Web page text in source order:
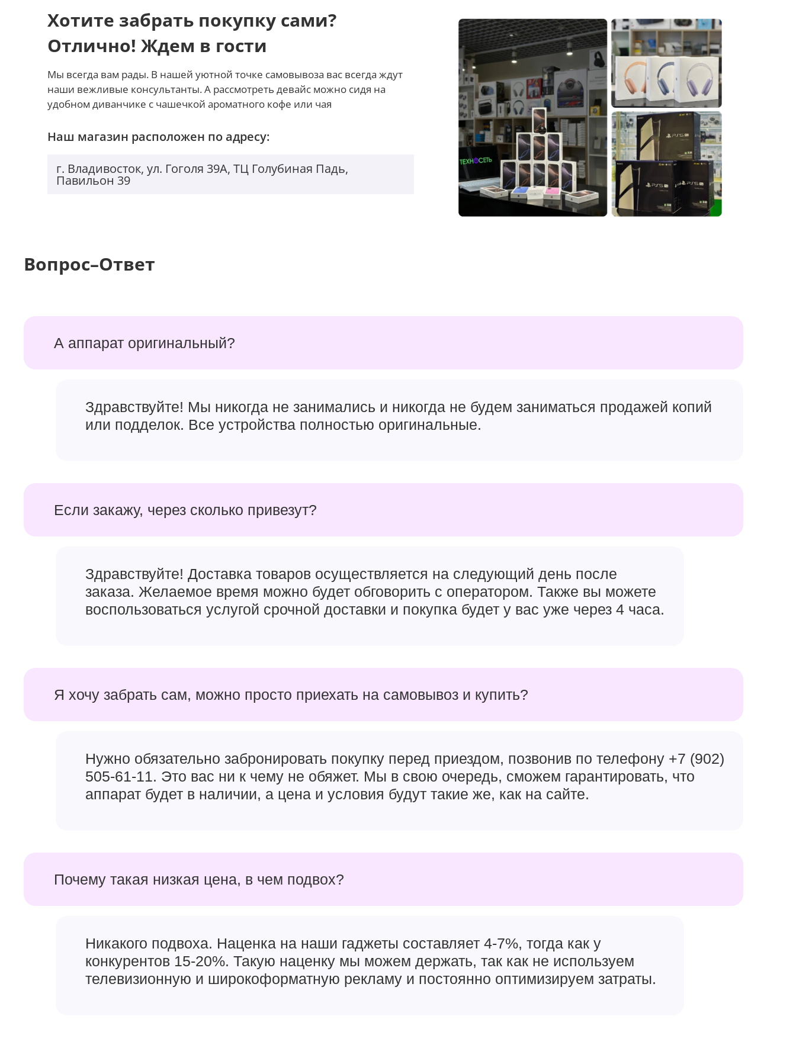
Хотите забрать покупку сами?
Отлично! Ждем в гости
Мы всегда вам рады. В нашей уютной точке самовывоза вас всегда ждут
наши вежливые консультанты. А рассмотреть девайс можно сидя на
удобном диванчике с чашечкой ароматного кофе или чая
Наш магазин расположен по адресу:
г. Владивосток, ул. Гоголя 39А, ТЦ Голубиная Падь,
Павильон 39
Вопрос–Ответ
А аппарат оригинальный?
Здравствуйте! Мы никогда не занимались и никогда не будем заниматься продажей копий
или подделок. Все устройства полностью оригинальные.
Если закажу, через сколько привезут?
Здравствуйте! Доставка товаров осуществляется на следующий день после
заказа. Желаемое время можно будет обговорить с оператором. Также вы можете
воспользоваться услугой срочной доставки и покупка будет у вас уже через 4 часа.
Я хочу забрать сам, можно просто приехать на самовывоз и купить?
Нужно обязательно забронировать покупку перед приездом, позвонив по телефону +7 (902)
505-61-11. Это вас ни к чему не обяжет. Мы в свою очередь, сможем гарантировать, что
аппарат будет в наличии, а цена и условия будут такие же, как на сайте.
Почему такая низкая цена, в чем подвох?
Никакого подвоха. Наценка на наши гаджеты составляет 4-7%, тогда как у
конкурентов 15-20%. Такую наценку мы можем держать, так как не используем
телевизионную и широкоформатную рекламу и постоянно оптимизируем затраты.